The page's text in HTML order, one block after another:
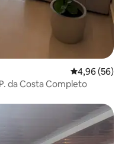
4,96 de uma
4,96 (56)
da Costa Completo
hóspedes